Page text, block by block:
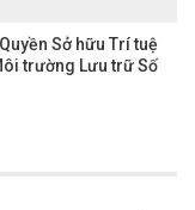
Sở hữu Trí tuệ
trường Lưu trữ Số